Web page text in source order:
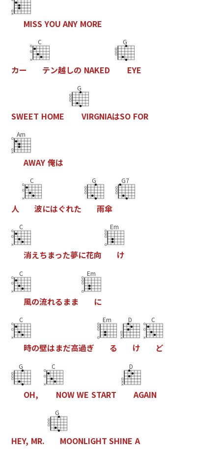
MISS YOU ANY MORE
カー
C
テン越しの NAKED
G
EYE
SWEET HOME
G
VIRGNIAはSO FOR
Am
AWAY 俺は
人
C
波にはぐれた
G
雨傘
G7
C
消えちまった夢に花向
Em
け
C
風の流れる まま
Em
に
C
時の壁はまだ高過ぎ
Em
る
D
け
C
ど
G
OH,
C
NOWWE START
D
AGAIN
HEY, MR.
G
MOONLIGHT SHINE A